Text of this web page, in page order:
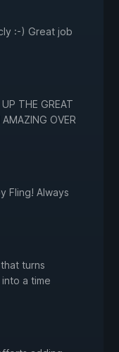
:-) Great job
THE GREAT
OVER
Fling! Always
turns
a time